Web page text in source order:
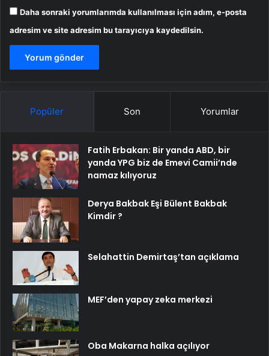
Daha sonraki yorumlarımda kullanılması için adım, e-posta
adresim ve site adresim bu tarayıcıya kaydedilsin.
Popüler Son Yorumlar
Fatih Erbakan: Bir yanda ABD, bir
yanda YPG biz de Emevi Camii’nde
namaz kılıyoruz
Derya Bakbak Eşi Bülent Bakbak
Kimdir ?
Selahattin Demirtaş’tan açıklama
MEF’den yapay zeka merkezi
Oba Makarna halka açılıyor